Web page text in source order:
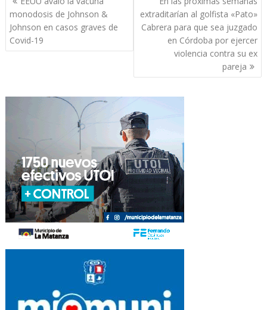
de
entradas
monodosis de Johnson &
Johnson en casos graves de
Covid-19
extraditarían al golfista «Pato»
Cabrera para que sea juzgado
en Córdoba por ejercer
violencia contra su ex
pareja